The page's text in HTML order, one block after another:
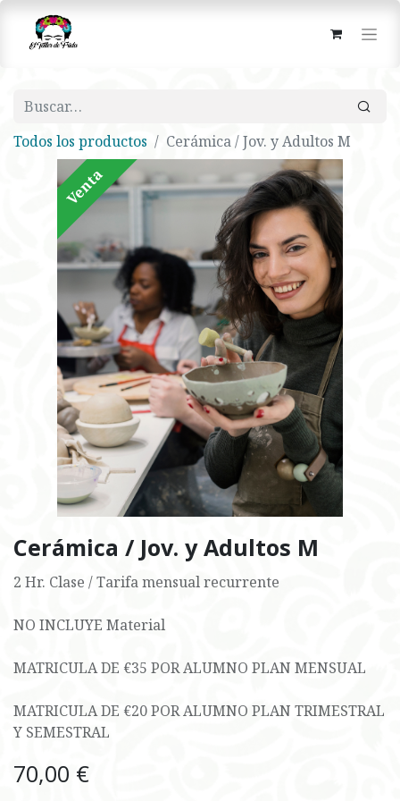
Todos los productos Cerámica / Jov. y Adultos M
Venta
Cerámica / Jov. y Adultos M
2 Hr. Clase / Tarifa mensual recurrente
NO INCLUYE Material
MATRICULA DE €35 POR ALUMNO PLAN MENSUAL
MATRICULA DE €20 POR ALUMNO PLAN TRIMESTRAL
Y SEMESTRAL
70,00 €